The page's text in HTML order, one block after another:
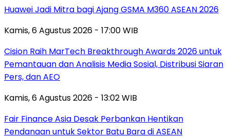
Huawei Jadi Mitra bagi Ajang GSMA M360 ASEAN 2026
Kamis, 6 Agustus 2026 - 17:00 WIB
Cision Raih MarTech Breakthrough Awards 2026 untuk
Pemantauan dan Analisis Media Sosial, Distribusi Siaran
Pers, dan AEO
Kamis, 6 Agustus 2026 - 13:02 WIB
Fair Finance Asia Desak Perbankan Hentikan
Pendanaan untuk Sektor Batu Bara di ASEAN